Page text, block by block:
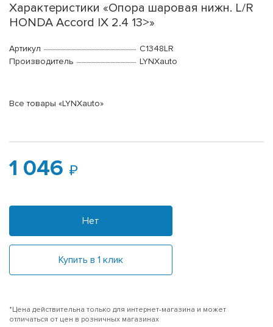
Характеристики «Опора шаровая нижн. L/R
HONDA Accord IX 2.4 13>»
Артикул
C1348LR
Производитель
LYNXauto
Все товары «LYNXauto»
1 046
Нет
Купить в 1 клик
*Цена действительна только для интернет-магазина и может
отличаться от цен в розничных магазинах